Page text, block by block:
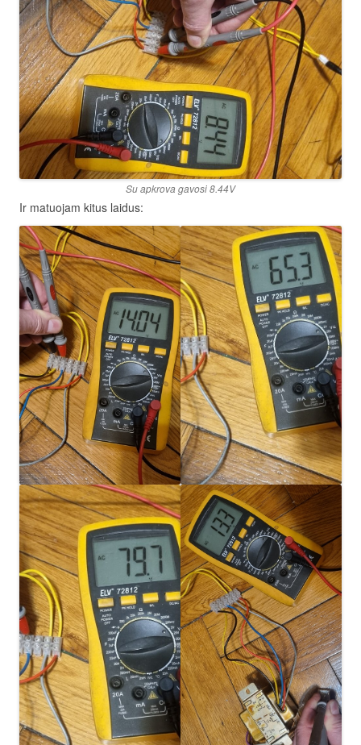
Su apkrova gavosi 8.44V
Ir matuojam kitus laidus: